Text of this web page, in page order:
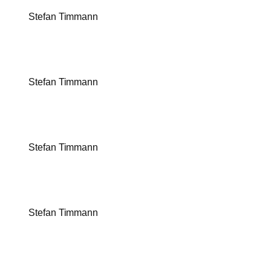
Stefan Timmann
Stefan Timmann
Stefan Timmann
Stefan Timmann